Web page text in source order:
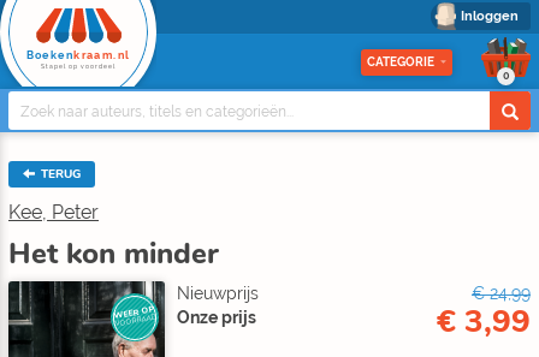
Inloggen
Boeken kraam.nl
Stapel op voordeel CATEGORIE
0
TERUG
Kee, Peter
Het kon minder
WEER OP
VOORRAAD
Nieuwprijs
€ 24,99
Onze prijs
€ 3,99